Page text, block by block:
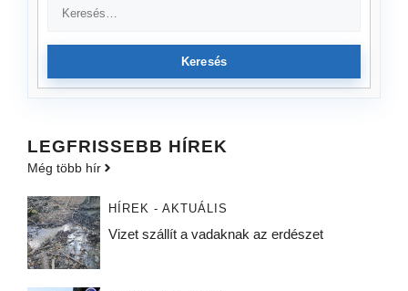
Keresés
LEGFRISSEBB HÍREK
Még több hír
HÍREK - AKTUÁLIS
Vizet szállít a vadaknak az erdészet